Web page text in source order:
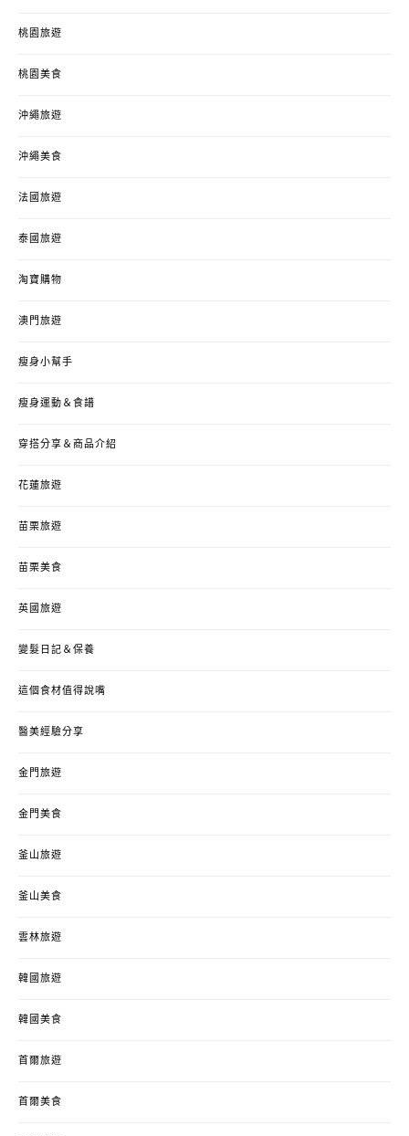
桃園旅遊
桃園美食
沖繩旅遊
沖繩美食
法國旅遊
泰國旅遊
淘寶購物
澳門旅遊
瘦身小幫手
瘦身運動＆食譜
穿搭分享＆商品介紹
花蓮旅遊
苗栗旅遊
苗栗美食
英國旅遊
變髮日記＆保養
這個食材值得說嘴
醫美經驗分享
金門旅遊
金門美食
釜山旅遊
釜山美食
雲林旅遊
韓國旅遊
韓國美食
首爾旅遊
首爾美食